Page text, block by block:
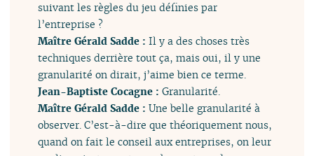
suivant les règles du jeu définies par
l’entreprise ?
Maître Gérald Sadde :Il y a des choses très
techniques derrière tout ça, mais oui, il y une
granularité on dirait, j’aime bien ce terme.
Jean-Baptiste Cocagne :Granularité.
Maître Gérald Sadde :Une belle granularité à
observer. C’est-à-dire que théoriquement nous,
quand on fait le conseil aux entreprises, on leur